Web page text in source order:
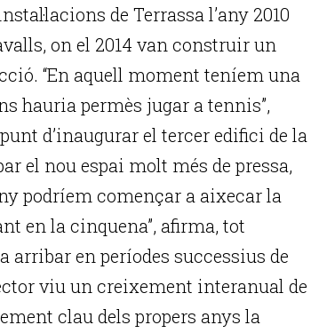
de Terrassa l’any 2010
on el 2014 van construir un
“En aquell moment teníem una
hauria permès jugar a tennis”,
d’inaugurar el tercer edifici de la
el nou espai molt més de pressa,
podríem començar a aixecar la
en la cinquena”, afirma, tot
arribar en períodes successius de
viu un creixement interanual de
clau dels propers anys la